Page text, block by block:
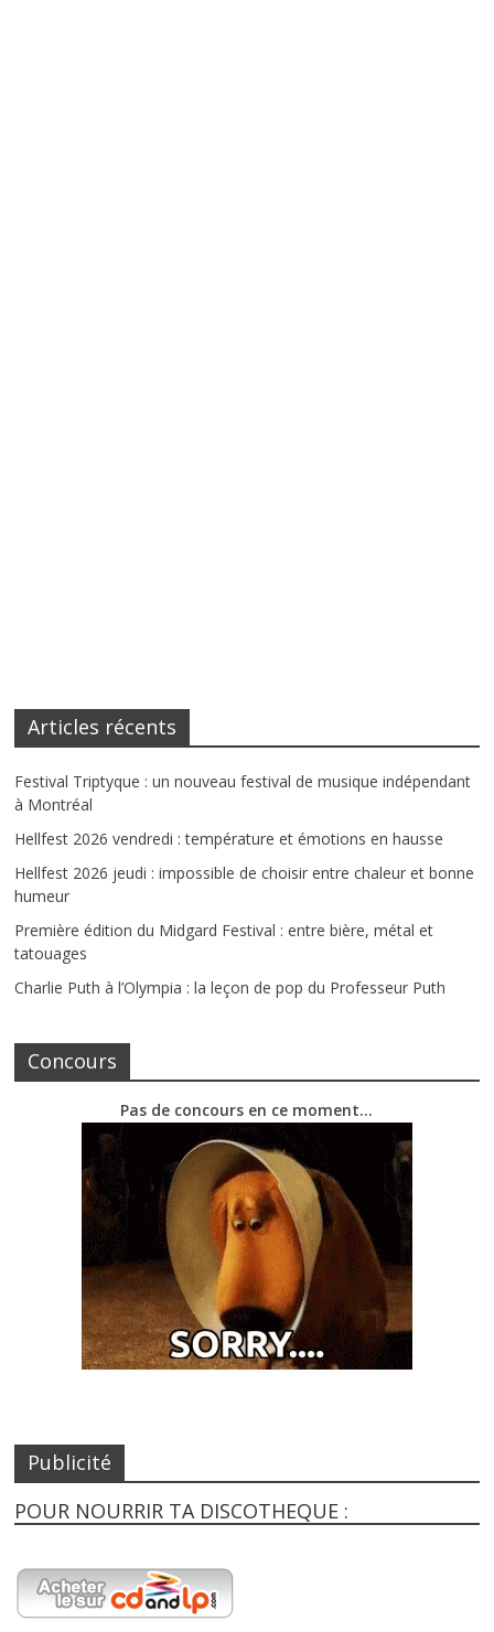
Articles récents
Festival Triptyque : un nouveau festival de musique indépendant
à Montréal
Hellfest 2026 vendredi : température et émotions en hausse
Hellfest 2026 jeudi : impossible de choisir entre chaleur et bonne
humeur
Première édition du Midgard Festival : entre bière, métal et
tatouages
Charlie Puth à l’Olympia : la leçon de pop du Professeur Puth
Concours
Pas de concours en ce moment…
Publicité
POUR NOURRIR TA DISCOTHEQUE :